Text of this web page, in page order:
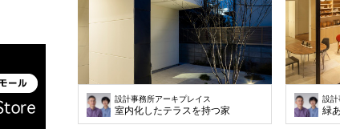
設計事務所アーキプレイス
室内化したテラスを持つ家
設計
緑